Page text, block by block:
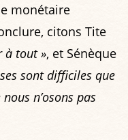
monétaire
citons Tite
à tout », et Sénèque
sont difficiles que
n’osons pas